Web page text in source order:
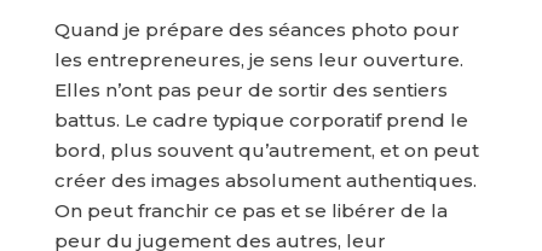
Quand je prépare des séances photo pour
les entrepreneures, je sens leur ouverture.
Elles n’ont pas peur de sortir des sentiers
battus. Le cadre typique corporatif prend le
bord, plus souvent qu’autrement, et on peut
créer des images absolument authentiques.
On peut franchir ce pas et se libérer de la
peur du jugement des autres, leur